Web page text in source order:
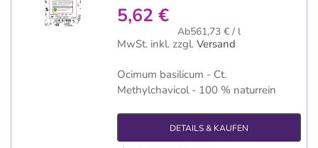
5,62 €
Ab561,73 € / l
MwSt. inkl. zzgl. Versand
Ocimum basilicum - Ct.
Methylchavicol - 100 % naturrein
DETAILS & KAUFEN